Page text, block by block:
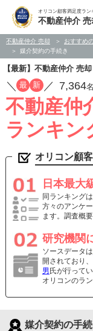
オリコン顧客満足度ラン
不動産仲介
不動産仲介 売却
おすすめ
媒介契約の手続き
【最新】不動産仲介 売
／ 最 新 ／ 7,364
不動産仲
ランキン
オリコン顧
日本最大
同ランキング
方々のアンケ
ます。調査概
研究機関
ソースデータは
開されており
男 氏が行ってい
オリコンのラ
媒介契約の手